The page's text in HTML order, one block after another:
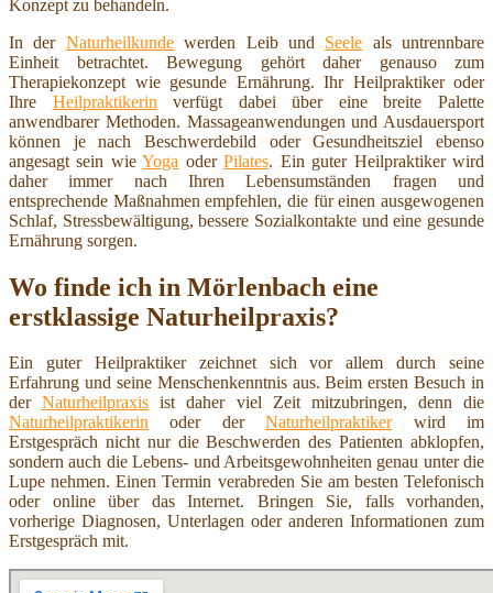
Konzept zu behandeln.
In der Naturheilkundewerden Leib und Seele als untrennbare
Einheit betrachtet. Bewegung gehört daher genauso zum
Therapiekonzept wie gesunde Ernährung. Ihr Heilpraktiker oder
Ihre Heilpraktikerin verfügt dabei über eine breite Palette
anwendbarer Methoden. Massageanwendungen und Ausdauersport
können je nach Beschwerdebild oder Gesundheitsziel ebenso
angesagt sein wieYoga oderPilates. Ein guter Heilpraktiker wird
daher immer nach Ihren Lebensumständen fragen und
entsprechende Maßnahmen empfehlen, die für einen ausgewogenen
Schlaf, Stressbewältigung, bessere Sozialkontakte und eine gesunde
Ernährung sorgen.
Wo finde ich in Mörlenbach eine
erstklassige Naturheilpraxis?
Ein guter Heilpraktiker zeichnet sich vor allem durch seine
Erfahrung und seine Menschenkenntnis aus. Beim ersten Besuch in
derNaturheilpraxis ist daher viel Zeit mitzubringen, denn die
Naturheilpraktikerin oder derNaturheilpraktikerwird im
Erstgespräch nicht nur die Beschwerden des Patienten abklopfen,
sondern auch die Lebens- und Arbeitsgewohnheiten genau unter die
Lupe nehmen. Einen Termin verabreden Sie am besten Telefonisch
oder online über das Internet. Bringen Sie, falls vorhanden,
vorherige Diagnosen, Unterlagen oder anderen Informationen zum
Erstgespräch mit.